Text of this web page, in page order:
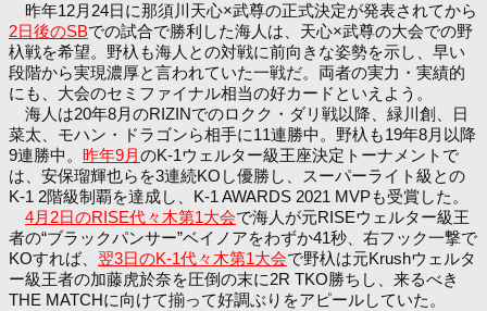
昨年12月24日に那須川天心×武尊の正式決定が発表されてから
2日後のSBでの試合で勝利した海人は、天心×武尊の大会での野
杁戦を希望。野杁も海人との対戦に前向きな姿勢を示し、早い
段階から実現濃厚と言われていた一戦だ。両者の実力・実績的
にも、大会のセミファイナル相当の好カードといえよう。
海人は20年8月のRIZINでのロクク・ダリ戦以降、緑川創、日
菜太、モハン・ドラゴンら相手に11連勝中。野杁も19年8月以降
9連勝中。 昨年9月のK-1ウェルター級王座決定トーナメントで
は、安保瑠輝也らを3連続KOし優勝し、スーパーライト級との
K-1 2階級制覇を達成し、K-1 AWARDS 2021 MVPも受賞した。
4月2日のRISE代々木第1大会で海人が元RISEウェルター級王
者の“ブラックパンサー”ベイノアをわずか41秒、右フック一撃で
KOすれば、 翌3日のK-1代々木第1大会で野杁は元Krushウェルタ
ー級王者の加藤虎於奈を圧倒の末に2R TKO勝ちし、来るべき
THE MATCHに向けて揃って好調ぶりをアピールしていた。